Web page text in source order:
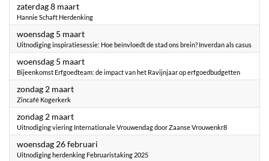
zaterdag 8 maart2025
Hannie Schaft Herdenking
woensdag 5 maart2025
Uitnodiging inspiratiesessie: Hoe beïnvloedt de stad ons brein? Inverdan als casus
woensdag 5 maart2025
Bijeenkomst Erfgoedteam: de impact van het Ravijnjaar op erfgoedbudgetten
zondag 2 maart2025
Zincafé Kogerkerk
zondag 2 maart2025
Uitnodiging viering Internationale Vrouwendag door Zaanse Vrouwenkr8
woensdag 26 februari
Uitnodiging herdenking Februaristaking 2025